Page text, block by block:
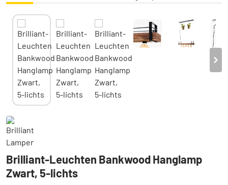
Brilliant-Leuchten Bankwood Hanglamp
Zwart, 5-lichts